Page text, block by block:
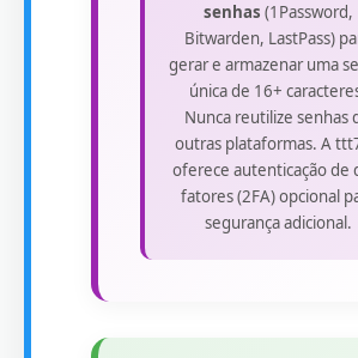
senhas (1Password,
Bitwarden, LastPass)
gerar e armazenar uma
única de 16+
Nunca reutilize senhas
outras plataformas. A
oferece autenticação de
fatores (2FA) opcional
segurança adicional.